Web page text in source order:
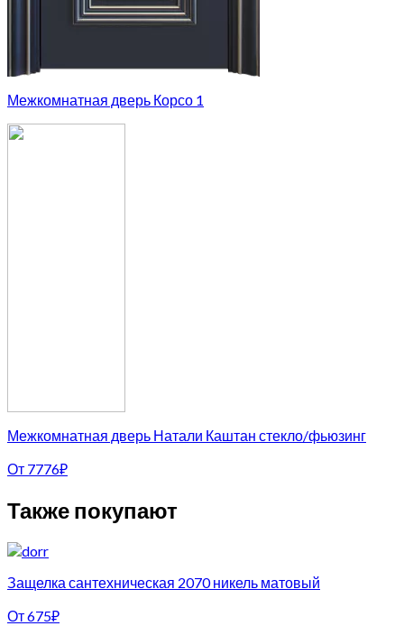
Межкомнатная дверь Корсо 1
Межкомнатная дверь Натали Каштан стекло/фьюзинг
От 7776₽
Также покупают
Защелка сантехническая 2070 никель матовый
От675₽